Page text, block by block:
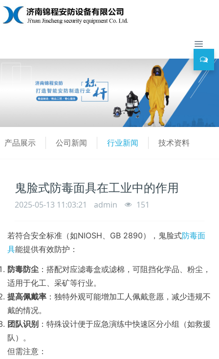
产品展示 公司新闻 行业新闻 技术资料
鬼脸式防毒面具在工业中的作用
2025-05-13 11:03:21 admin 151
若符合安全标准（如NIOSH、GB 2890），鬼脸式防毒面
具能提供有效防护：
防毒防尘 ：搭配对应滤毒盒或滤棉，可阻挡化学品、粉尘，
适用于化工、采矿等行业。
提高佩戴率 ：独特外观可能增加工人佩戴意愿，减少违规不
戴的情况。
团队识别 ：特殊设计便于应急演练中快速区分小组（如救援
队）。
但需注意：